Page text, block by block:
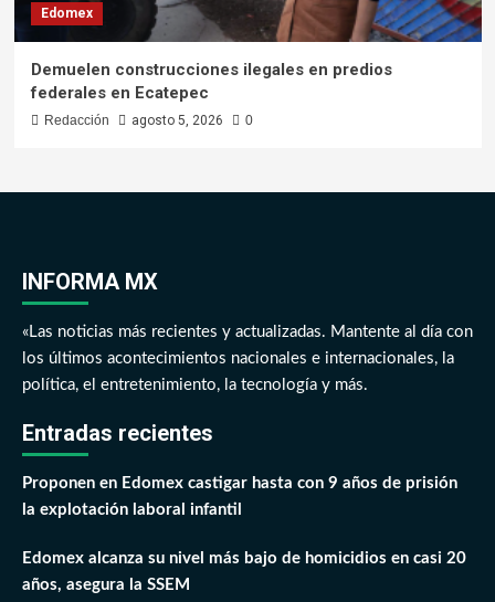
Edomex
Demuelen construcciones ilegales en predios
federales en Ecatepec
Redacción agosto 5, 2026 0
INFORMA MX
«Las noticias más recientes y actualizadas. Mantente al día con
los últimos acontecimientos nacionales e internacionales, la
política, el entretenimiento, la tecnología y más.
Entradas recientes
Proponen en Edomex castigar hasta con 9 años de prisión
la explotación laboral infantil
Edomex alcanza su nivel más bajo de homicidios en casi 20
años, asegura la SSEM